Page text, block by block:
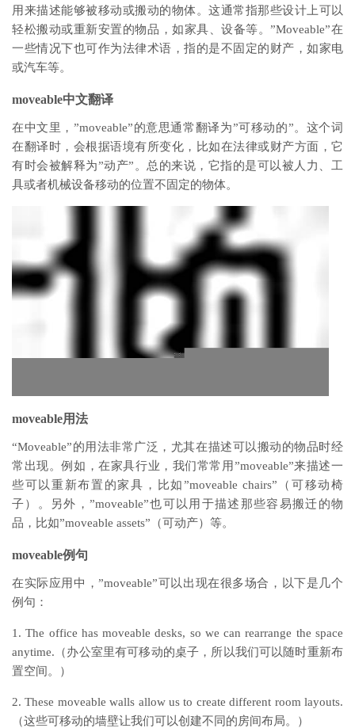
用来描述能够被移动或搬动的物体。这通常指那些设计上可以
轻松搬动或重新安置的物品，如家具、设备等。”Moveable”在
一些情况下也可作为法律术语，指的是不固定的财产，如家电
或汽车等。
moveable中文翻译
在中文里，”moveable”的意思通常翻译为”可移动的”。这个词
在翻译时，会根据语境有所变化，比如在法律或财产方面，它
有时会被解释为”动产”。总的来说，它指的是可以被人力、工
具或者机械设备移动的位置不固定的物体。
moveable用法
“Moveable”的用法非常广泛，尤其在描述可以搬动的物品时经
常出现。例如，在家具行业，我们常常用”moveable”来描述一
些可以重新布置的家具，比如”moveable chairs”（可移动椅
子）。另外，”moveable”也可以用于描述那些容易搬迁的物
品，比如”moveable assets”（可动产）等。
moveable例句
在实际应用中，”moveable”可以出现在很多场合，以下是几个
例句：
1. The office has moveable desks, so we can rearrange the space
anytime.（办公室里有可移动的桌子，所以我们可以随时重新布
置空间。）
2. These moveable walls allow us to create different room layouts.
（这些可移动的墙壁让我们可以创建不同的房间布局。）